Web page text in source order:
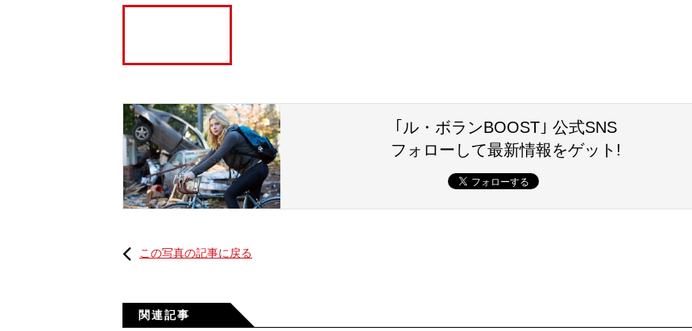
｢ル・ボランBOOST｣ 公式SNS
フォローして最新情報をゲット!
この写真の記事に戻る
関連記事